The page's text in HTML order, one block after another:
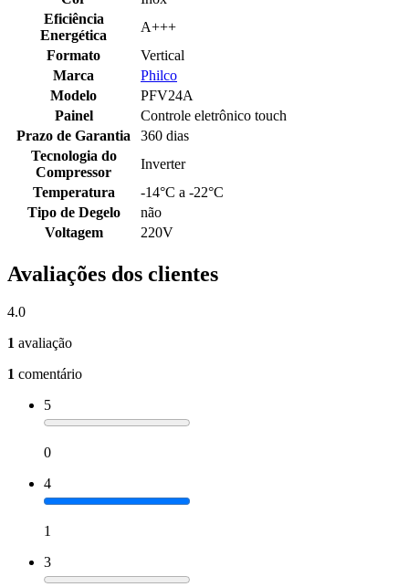
Eficiência
Energética
A+++
Formato
Vertical
Marca
Philco
Modelo
PFV24A
Painel
Controle eletrônico touch
Prazo de Garantia
360 dias
Tecnologia do
Compressor
Inverter
Temperatura
-14°C a -22°C
Tipo de Degelo
não
Voltagem
220V
Avaliações dos clientes
4.0
1 avaliação
1 comentário
5
0
4
1
3